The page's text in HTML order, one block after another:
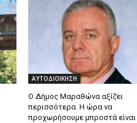
ΑΥΤΟΔΙΟΙΚΗΣΗ
Ο Δήμος Μαραθώνα αξίζει
περισσότερα. Η ώρα να
προχωρήσουμε μπροστά είναι